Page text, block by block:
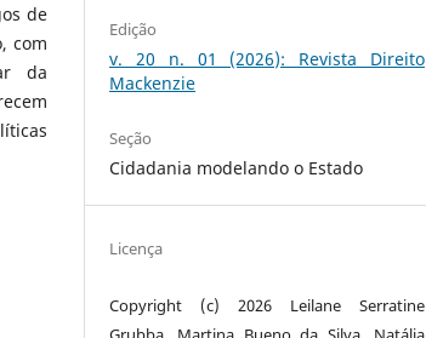
de
com
da
Edição
v. 20 n. 01 (2026): Revista Direito
Mackenzie
Seção
Cidadania modelando o Estado
Licença
Copyright (c) 2026 Leilane Serratine